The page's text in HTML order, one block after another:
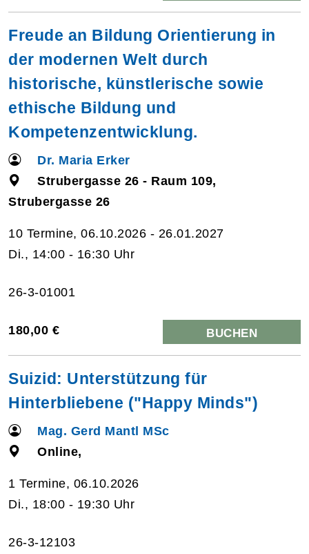
Freude an Bildung Orientierung in
der modernen Welt durch
historische, künstlerische sowie
ethische Bildung und
Kompetenzentwicklung.
Dr. Maria Erker
Strubergasse 26 - Raum 109,
Strubergasse 26
10 Termine, 06.10.2026 - 26.01.2027
Di., 14:00 - 16:30 Uhr
26-3-01001
180,00 € BUCHEN
Suizid: Unterstützung für
Hinterbliebene ("Happy Minds")
Mag. Gerd Mantl MSc
Online,
1 Termine, 06.10.2026
Di., 18:00 - 19:30 Uhr
26-3-12103